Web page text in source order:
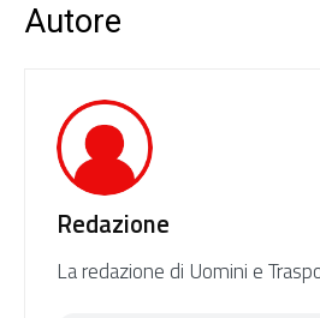
Autore
Redazione
La redazione di Uomini e